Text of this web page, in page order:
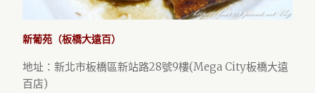
新葡苑（板橋大遠百）
地址：新北市板橋區新站路28號9樓(Mega City板橋大遠
百店)